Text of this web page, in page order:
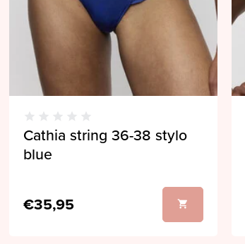
Cathia string 36-38 stylo
blue
€35,95